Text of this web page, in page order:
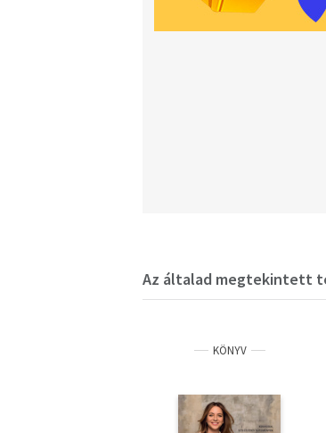
Az általad megtekintett
KÖNYV